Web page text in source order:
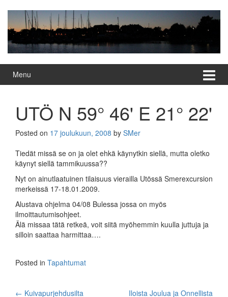
content
main
menu
Menu
UTÖ N 59° 46' E 21° 22'
Posted on 17 joulukuun, 2008 by SMer
Tiedät missä se on ja olet ehkä käynytkin siellä, mutta oletko
käynyt siellä tammikuussa??
Nyt on ainutlaatuinen tilaisuus vierailla Utössä Smerexcursion
merkeissä 17-18.01.2009.
Alustava ohjelma 04/08 Bulessa jossa on myös
ilmoittautumisohjeet.
Älä missaa tätä retkeä, voit siitä myöhemmin kuulla juttuja ja
silloin saattaa harmittaa….
Posted in Tapahtumat
← Kuivapurjehdusilta
Iloista Joulua ja Onnellista